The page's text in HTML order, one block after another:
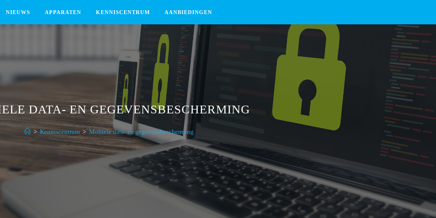
NIEUWS APPARATEN KENNISCENTRUM AANBIEDINGEN
DATA- EN GEGEVENSBESCHERMING
> Kenniscentrum > Mobiele data- en gegevensbescherming